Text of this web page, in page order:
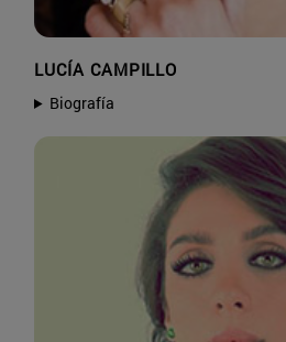
LUCÍA CAMPILLO
Biografía